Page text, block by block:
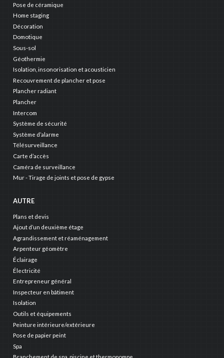
Pose de céramique
Home staging
Décoration
Domotique
Sous-sol
Géothermie
Isolation, insonorisation et acousticien
Recouvrement de plancher et pose
Plancher radiant
Plancher
Intercom
Système de sécurité
Système d’alarme
Télésurveillance
Carte d’accès
Caméra de surveillance
Mur - Tirage de joints et pose de gypse
AUTRE
Plans et devis
Ajout d’un deuxième étage
Agrandissement et réaménagement
Arpenteur géomètre
Éclairage
Électricité
Entrepreneur général
Inspecteur en bâtiment
Isolation
Outils et équipements
Peinture intérieure/extérieure
Pose de papier peint
Spa